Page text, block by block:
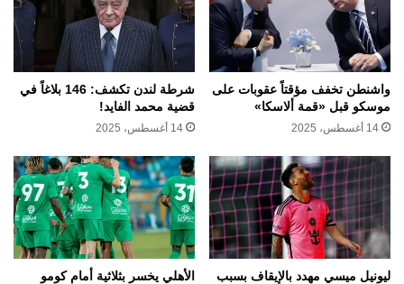
واشنطن تخفف مؤقتاً عقوبات على
موسكو قبل «قمة ألاسكا»
14 أغسطس، 2025
شرطة لندن تكشف: 146 بلاغاً في
قضية محمد الفايد!
14 أغسطس، 2025
ليونيل ميسي مهدد بالإيقاف بسبب
الأهلي يخسر بثلاثية أمام كومو